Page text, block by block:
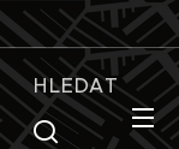
HLEDAT